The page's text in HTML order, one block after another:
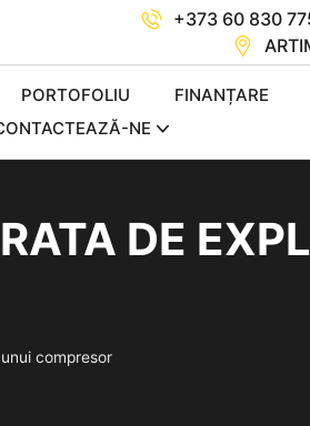
+373 60 830
PORTOFOLIU FINANȚARE
NE
DE
compresor